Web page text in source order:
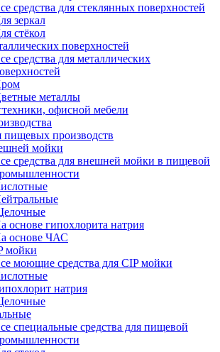
средства для стеклянных поверхностей
зеркал
стёкол
поверхностей
средства для металлических
металлы
офисной мебели
пищевых производств
мойки
средства для внешней мойки в пищевой
основе гипохлорита натрия
основе ЧАС
мойки
моющие средства для CIP мойки
натрия
специальные средства для пищевой